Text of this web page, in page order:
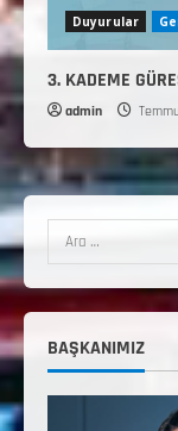
Duyurular
3. KADEME
admin
BAŞKANIMIZ